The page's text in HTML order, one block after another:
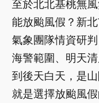
至於北北基桃無
能放颱風假？新
氣象團隊情資研
海警範圍、明天
到後天白天，是
就是選擇放颱風假